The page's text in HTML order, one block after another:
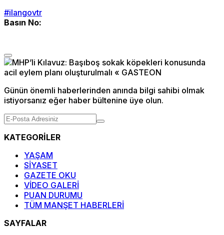
#ilangovtr
Basın No:
Günün önemli haberlerinden anında bilgi sahibi olmak
istiyorsanız eğer haber bültenine üye olun.
KATEGORİLER
YAŞAM
SİYASET
GAZETE OKU
VİDEO GALERİ
PUAN DURUMU
TÜM MANŞET HABERLERİ
SAYFALAR